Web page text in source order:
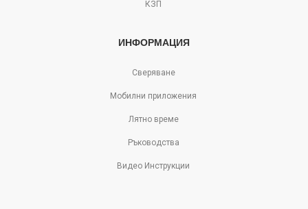
КЗП
ИНФОРМАЦИЯ
Сверяване
Мобилни приложения
Лятно време
Ръководства
Видео Инструкции